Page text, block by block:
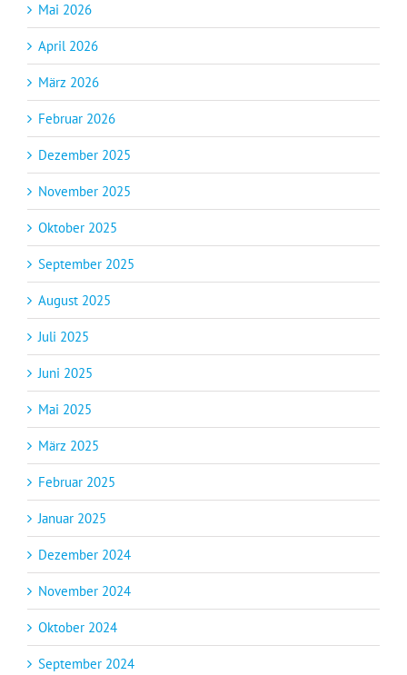
Mai 2026
April 2026
März 2026
Februar 2026
Dezember 2025
November 2025
Oktober 2025
September 2025
August 2025
Juli 2025
Juni 2025
Mai 2025
März 2025
Februar 2025
Januar 2025
Dezember 2024
November 2024
Oktober 2024
September 2024